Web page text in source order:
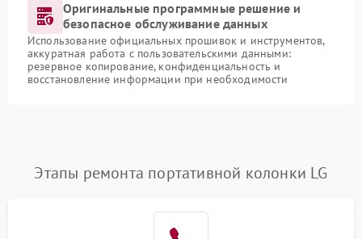
Оригинальные программные решение и
безопасное обслуживание данных
Использование официальных прошивок и инструментов,
аккуратная работа с пользовательскими данными:
резервное копирование, конфиденциальность и
восстановление информации при необходимости
Этапы ремонта портативной колонки LG